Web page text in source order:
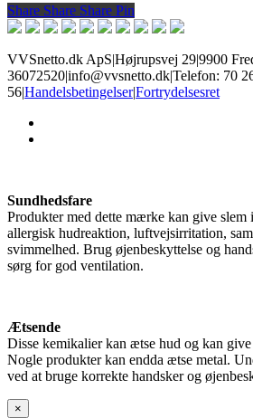
Share
Share Share Share Pin
VVSnetto.dk ApS|Højrupsvej 29|9900
36072520|info@vvsnetto.dk|Telefon: 70
56|Handelsbetingelser|Fortrydelsesret
Sundhedsfare
Produkter med dette mærke kan give
allergisk hudreaktion, luftvejsirritation,
svimmelhed. Brug øjenbeskyttelse og
sørg for god ventilation.
Ætsende
Disse kemikalier kan ætse hud og kan
Nogle produkter kan endda ætse metal.
ved at bruge korrekte handsker og
×